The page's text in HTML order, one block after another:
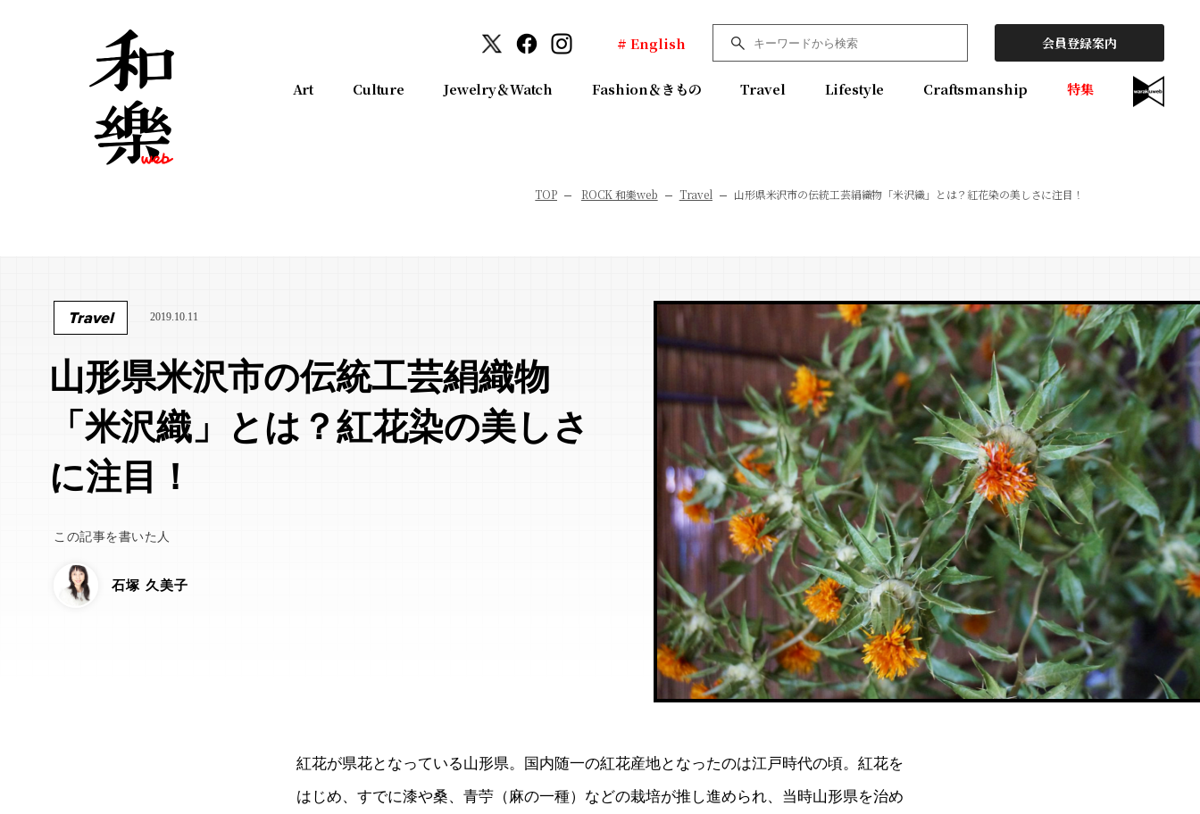
# English 会員登録案内
Art Culture Jewelry＆Watch Fashion＆きもの Travel Lifestyle Craftsmanship 特集
TOP ROCK 和樂web Travel 山形県米沢市の伝統工芸絹織物「米沢織」とは？紅花染の美しさに注目！
Travel 2019.10.11
山形県米沢市の伝統工芸絹織物
「米沢織」とは？紅花染の美しさ
に注目！
この記事を書いた人
石塚 久美子
紅花が県花となっている山形県。国内随一の紅花産地となったのは江戸時代の頃。紅花を
はじめ、すでに漆や桑、青苧（麻の一種）などの栽培が推し進められ、当時山形県を治め